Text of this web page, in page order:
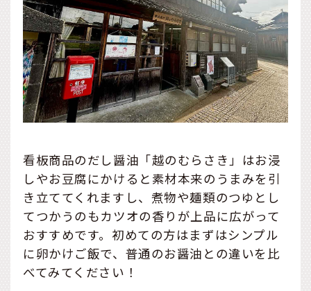
看板商品のだし醤油「越のむらさき」はお浸
しやお豆腐にかけると素材本来のうまみを引
き立ててくれますし、煮物や麺類のつゆとし
てつかうのもカツオの香りが上品に広がって
おすすめです。初めての方はまずはシンプル
に卵かけご飯で、普通のお醤油との違いを比
べてみてください！